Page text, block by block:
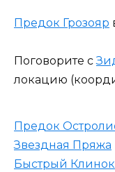
Предок Грозояр
Поговорите с
локацию
Предок
Звездная Пряжа
Быстрый Клинок